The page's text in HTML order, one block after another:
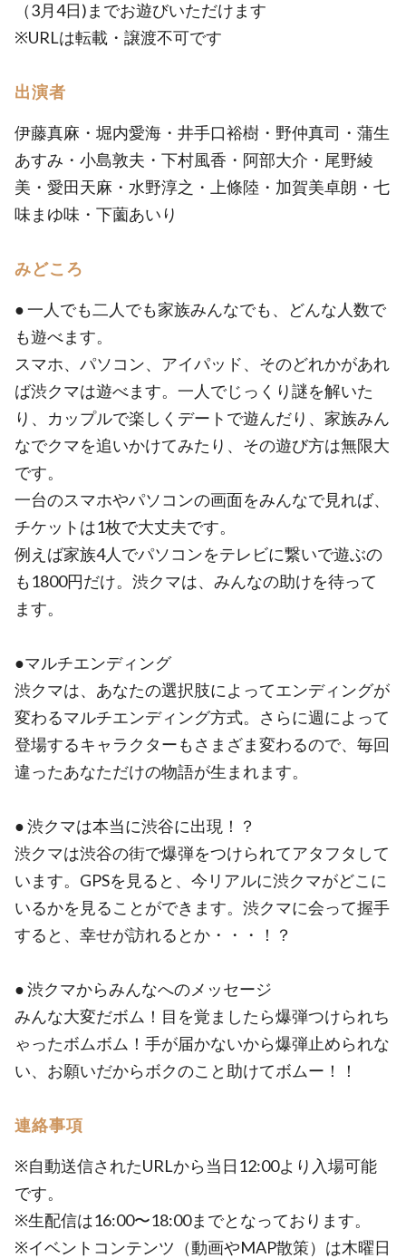
（3月4日)までお遊びいただけます
※URLは転載・譲渡不可です
出演者
伊藤真麻・堀内愛海・井手口裕樹・野仲真司・蒲生
あすみ・小島敦夫・下村風香・阿部大介・尾野綾
美・愛田天麻・水野淳之・上條陸・加賀美卓朗・七
味まゆ味・下薗あいり
みどころ
● 一人でも二人でも家族みんなでも、どんな人数で
も遊べます。
スマホ、パソコン、アイパッド、そのどれかがあれ
ば渋クマは遊べます。一人でじっくり謎を解いた
り、カップルで楽しくデートで遊んだり、家族みん
なでクマを追いかけてみたり、その遊び方は無限大
です。
一台のスマホやパソコンの画面をみんなで見れば、
チケットは1枚で大丈夫です。
例えば家族4人でパソコンをテレビに繋いで遊ぶの
も1800円だけ。渋クマは、みんなの助けを待って
ます。
●マルチエンディング
渋クマは、あなたの選択肢によってエンディングが
変わるマルチエンディング方式。さらに週によって
登場するキャラクターもさまざま変わるので、毎回
違ったあなただけの物語が生まれます。
● 渋クマは本当に渋谷に出現！？
渋クマは渋谷の街で爆弾をつけられてアタフタして
います。GPSを見ると、今リアルに渋クマがどこに
いるかを見ることができます。渋クマに会って握手
すると、幸せが訪れるとか・・・！？
● 渋クマからみんなへのメッセージ
みんな大変だボム！目を覚ましたら爆弾つけられち
ゃったボムボム！手が届かないから爆弾止められな
い、お願いだからボクのこと助けてボムー！！
連絡事項
※自動送信されたURLから当日12:00より入場可能
です。
※生配信は16:00〜18:00までとなっております。
※イベントコンテンツ（動画やMAP散策）は木曜日